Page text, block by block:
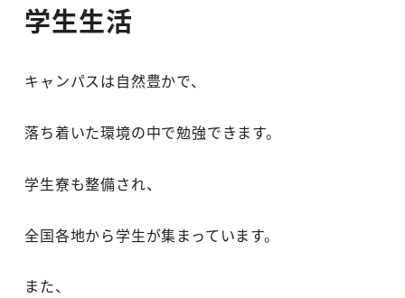
学生生活
キャンパスは自然豊かで、
落ち着いた環境の中で勉強できます。
学生寮も整備され、
全国各地から学生が集まっています。
また、